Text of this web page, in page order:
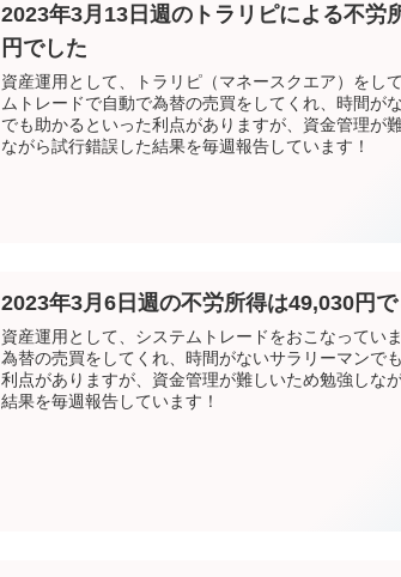
2023年3月13日週のトラリピによる不労
円でした
資産運用として、トラリピ（マネースクエア）をし
ムトレードで自動で為替の売買をしてくれ、時間が
でも助かるといった利点がありますが、資金管理が
ながら試行錯誤した結果を毎週報告しています！
2023年3月6日週の不労所得は49,030円
資産運用として、システムトレードをおこなってい
為替の売買をしてくれ、時間がないサラリーマンで
利点がありますが、資金管理が難しいため勉強しな
結果を毎週報告しています！